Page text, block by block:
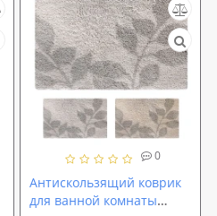
0
Антискользящий коврик
для ванной комнаты